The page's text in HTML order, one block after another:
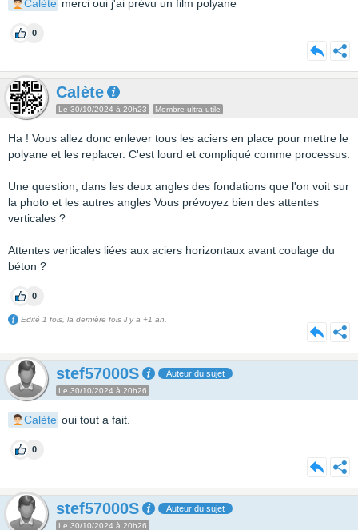
Calète merci oui j'ai prévu un film polyane
0
Calète
Le 30/10/2024 à 20h23 Membre ultra utile
Ha ! Vous allez donc enlever tous les aciers en place pour mettre le
polyane et les replacer. C'est lourd et compliqué comme processus.
Une question, dans les deux angles des fondations que l'on voit sur
la photo et les autres angles Vous prévoyez bien des attentes
verticales ?
Attentes verticales liées aux aciers horizontaux avant coulage du
béton ?
0
Edité 1 fois, la dernière fois il y a +1 an.
stef57000S Auteur du sujet
Le 30/10/2024 à 20h26
Calète oui tout a fait.
0
stef57000S Auteur du sujet
Le 30/10/2024 à 20h26